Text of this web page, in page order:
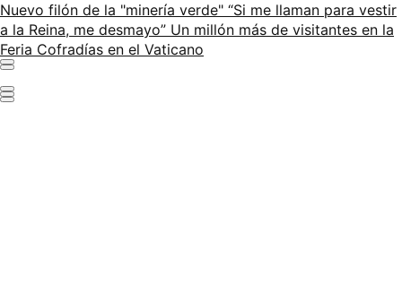
Nuevo filón de la "minería verde" “Si me llaman para vestir
a la Reina, me desmayo” Un millón más de visitantes en la
Feria Cofradías en el Vaticano